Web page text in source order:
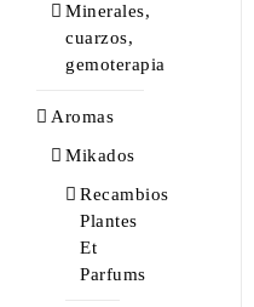
Minerales,
cuarzos,
gemoterapia
Aromas
Mikados
Recambios
Plantes
Et
Parfums